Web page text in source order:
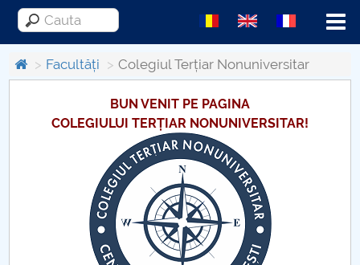
Menu
Despre Universitate
Centrul de Management al Proiectelor
Consiliul de Administratie
Nr. de telefon si adrese Facultăți
Facultăți Colegiul Terțiar Nonuniversitar
BUN VENIT PE PAGINA
COLEGIULUI TERȚIAR NONUNIVERSITAR!